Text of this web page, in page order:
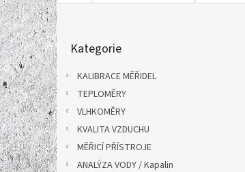
P
o
s
t
r
a
n
n
í
p
a
kategorie
Kategorie
KALIBRACE MĚŘIDEL
TEPLOMĚRY
VLHKOMĚRY
KVALITA VZDUCHU
MĚŘICÍ PŘÍSTROJE
ANALÝZA VODY / Kapalin